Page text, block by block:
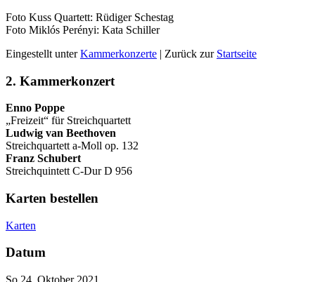
Foto Kuss Quartett: Rüdiger Schestag
Foto Miklós Perényi: Kata Schiller
Eingestellt unterKammerkonzerte | Zurück zur Startseite
2. Kammerkonzert
Enno Poppe
„Freizeit“ für Streichquartett
Ludwig van Beethoven
Streichquartett a-Moll op. 132
Franz Schubert
Streichquintett C-Dur D 956
Karten bestellen
Karten
Datum